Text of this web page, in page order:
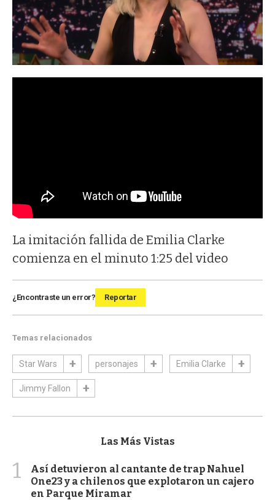
La imitación fallida de Emilia Clarke
comienza en el minuto 1:25 del video
¿Encontraste un error? Reportar
Temas relacionados
Star Wars personajes Emilia Clarke
Jimmy Fallon
Las Más Vistas
1
Así detuvieron al cantante de trap Nahuel
One23 y a chilenos que explotaron un cajero
en Parque Miramar